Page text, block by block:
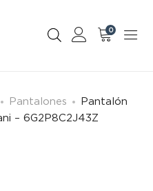
0
Pantalones
Pantalón
– 6G2P8C2J43Z